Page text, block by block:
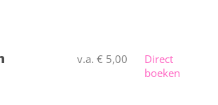
v.a. € 5,00
Direct
boeken